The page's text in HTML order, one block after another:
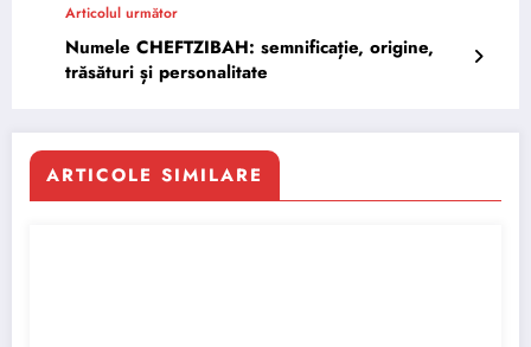
Articolul următor
Numele CHEFTZIBAH: semnificație, origine,
trăsături și personalitate
ARTICOLE SIMILARE